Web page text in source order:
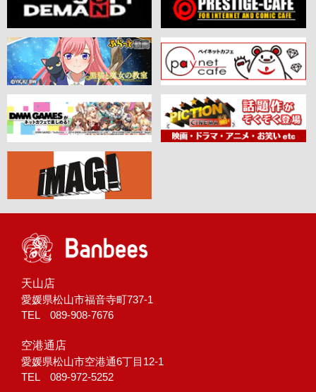
天山店
愛媛県松山市福音寺町737-1
TEL 089-908-7676
空港通店
愛媛県松山市空港通6丁目12-1
TEL 089-972-5252